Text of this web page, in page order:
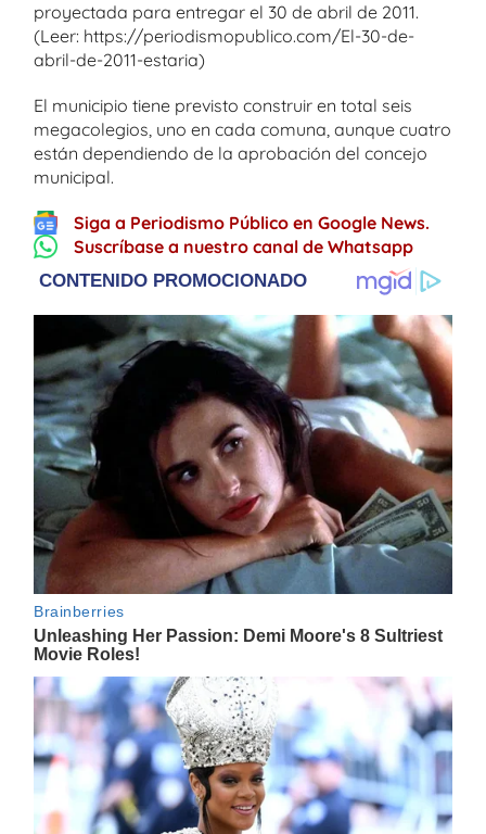
proyectada para entregar el 30 de abril de 2011.
(Leer: https://periodismopublico.com/El-30-de-
abril-de-2011-estaria)
El municipio tiene previsto construir en total seis
megacolegios, uno en cada comuna, aunque cuatro
están dependiendo de la aprobación del concejo
municipal.
Siga a Periodismo Público en Google News.
Suscríbase a nuestro canal de Whatsapp